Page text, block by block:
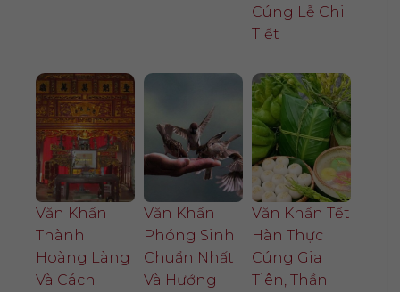
Cúng Lễ Chi
Tiết
Văn Khấn
Thành
Hoàng Làng
Và Cách
Văn Khấn
Phóng Sinh
Chuẩn Nhất
Và Hướng
Văn Khấn Tết
Hàn Thực
Cúng Gia
Tiên, Thần